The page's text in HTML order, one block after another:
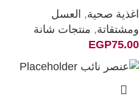
اغذية صحية, العسل
ومشتقاتة, منتجات شانة
EGP75.00